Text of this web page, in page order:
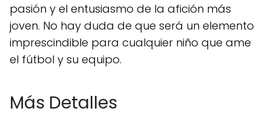
pasión y el entusiasmo de la afición más
joven. No hay duda de que será un elemento
imprescindible para cualquier niño que ame
el fútbol y su equipo.
Más Detalles